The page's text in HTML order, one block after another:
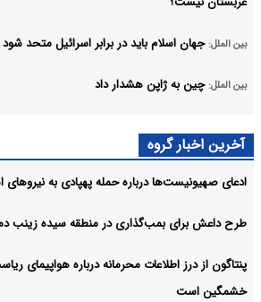
بین الملل: جهان اسلام باید در برابر اسرائیل متحد شود
بین الملل: چین به ژاپن هشدار داد
لیست نامزدهای تصدی دبیرکلی سازمان
آخرین اخبار گروه
ادعای صهیونیست‌ها درباره حمله پهپادی به نیروهای
طرح داعش برای بمب‌گذاری در منطقه سیده زینب
پنتاگون از درز اطلاعات محرمانه درباره هواپیمای
خشمگین است